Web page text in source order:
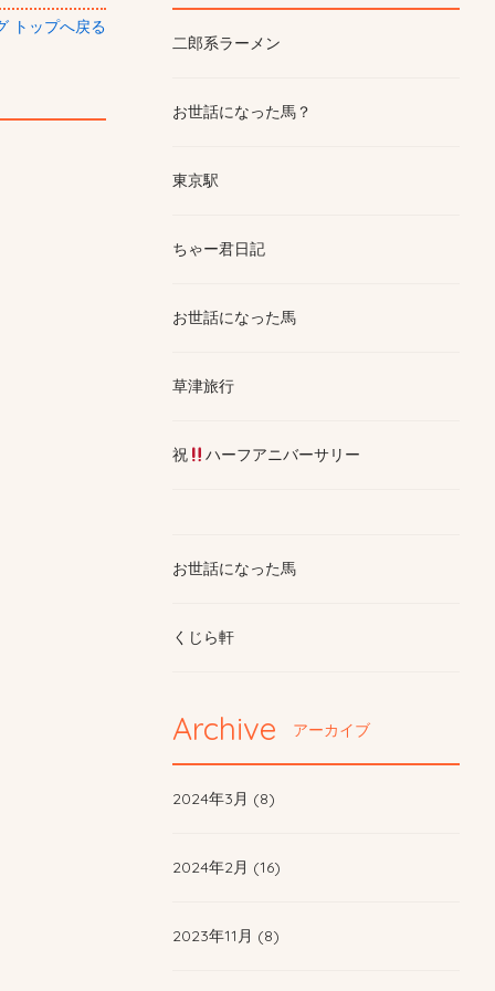
トップへ戻る
二郎系ラーメン
お世話になった馬？
東京駅
ちゃー君日記
お世話になった馬
草津旅行
祝 ハーフアニバーサリー
お世話になった馬
くじら軒
Archive アーカイブ
2024年3月 (8)
2024年2月 (16)
2023年11月 (8)